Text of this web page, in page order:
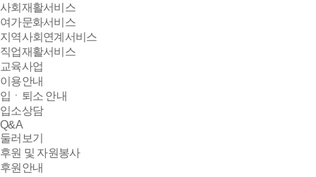
사회재활서비스
여가문화서비스
지역사회연계서비스
직업재활서비스
교육사업
이용안내
입ㆍ퇴소 안내
입소상담
Q&A
둘러보기
후원 및 자원봉사
후원안내